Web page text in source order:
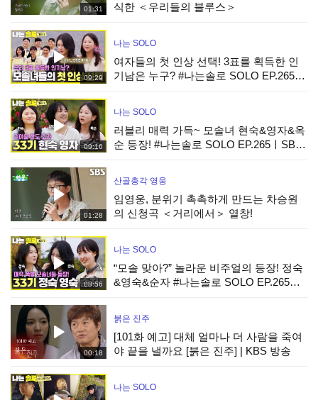
01:31
식한 ＜우리들의 블루스＞
09:29
나는 SOLO
여자들의 첫 인상 선택! 3표를 획득한 인
기남은 누구? #나는솔로 SOLO EP.265ㅣ
09:16
나는 SOLO
러블리 매력 가득~ 모솔녀 현숙&영자&옥
순 등장! #나는솔로 SOLO EP.265ㅣSBS
01:28
산골총각 영웅
임영웅, 분위기 촉촉하게 만드는 차승원
의 신청곡 ＜거리에서＞ 열창!
08:56
나는 SOLO
“모솔 맞아?” 놀라운 비주얼의 등장! 정숙
&영숙&순자 #나는솔로 SOLO EP.265ㅣ
00:18
붉은 진주
[101화 예고] 대체 얼마나 더 사람을 죽여
야 끝을 낼까요 [붉은 진주] | KBS 방송
나는 SOLO